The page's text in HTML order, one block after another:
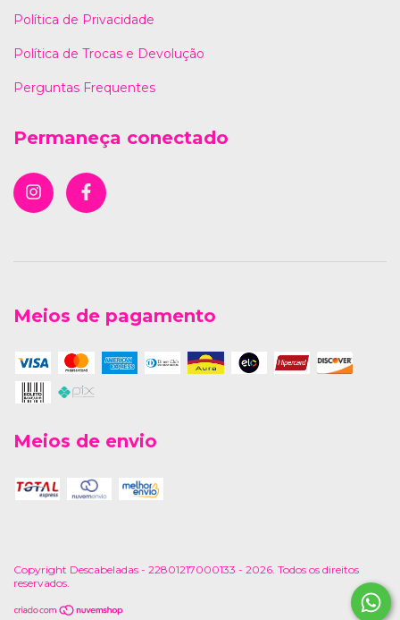
Política de Privacidade
Política de Trocas e Devolução
Perguntas Frequentes
Permaneça conectado
Meios de pagamento
Meios de envio
Copyright Descabeladas - 22801217000133 - 2026. Todos os direitos
reservados.